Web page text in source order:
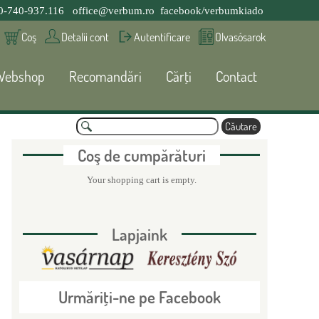
740-937.116 office@verbum.ro facebook/verbumkiado
Coş Detalii cont Autentificare Olvasósarok
Recomandări Cărţi Contact
F
m
l
C
ă
u
tCoş de cumpărături
Your shopping cart is empty.
Lapjaink
Urmăriţi-ne pe Facebook